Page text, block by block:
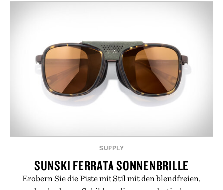
SUPPLY
SUNSKI FERRATA SONNENBRILLE
Erobern Sie die Piste mit Stil mit den blendfreien,